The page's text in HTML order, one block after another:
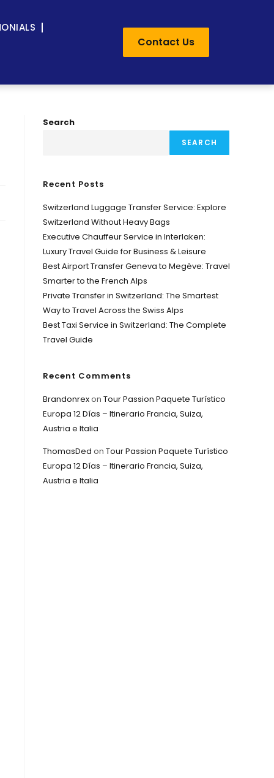
Contact Us
Search
SEARCH
Recent Posts
Switzerland Luggage Transfer Service: Explore
Switzerland Without Heavy Bags
Executive Chauffeur Service in Interlaken:
Luxury Travel Guide for Business & Leisure
Best Airport Transfer Geneva to Megève: Travel
Smarter to the French Alps
Private Transfer in Switzerland: The Smartest
Way to Travel Across the Swiss Alps
Best Taxi Service in Switzerland: The Complete
Travel Guide
Recent Comments
Brandonrexon Tour Passion Paquete Turístico
Europa 12 Días – Itinerario Francia, Suiza,
Austria e Italia
ThomasDed on Tour Passion Paquete Turístico
Europa 12 Días – Itinerario Francia, Suiza,
Austria e Italia